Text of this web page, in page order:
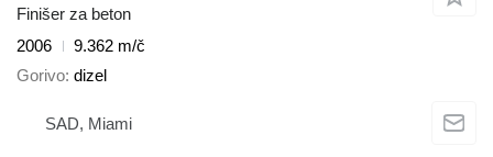
Finišer za beton
2006
9.362 m/č
Gorivo dizel
SAD, Miami